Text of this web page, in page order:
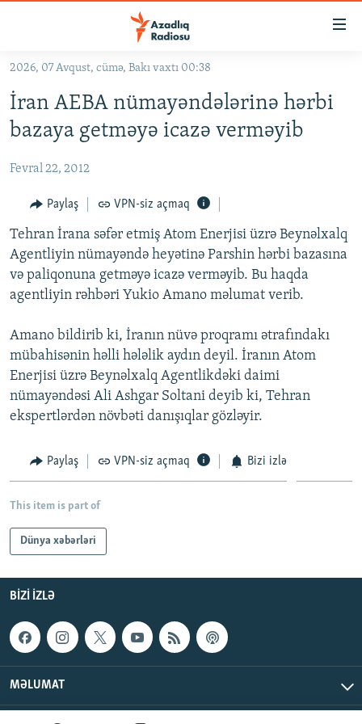
Əsas
qayıt
Əsas
naviqasiyaya
qayıt
KORRUPSIOMETR
#ƏSLINDƏ
FƏRQƏ BAX
QANUNI DOĞRU
ARAŞDIRMA
MULTIMEDIA
FOTOQALEREYA
İNFOQRAFIKA
KARIKATURA
OXU ZALI
AZƏRBAYCAN ƏDƏBIYYATI KITABXANASI
İSLAM VƏ DEMOKRATIYA
HAQQIMIZDA
MISSIYAMIZ
PEŞƏ ETIKASI VƏ JURNALISTIKA STANDARTLARIMIZ
AZADLIQRADIOSU MOBIL TELEFONUNUZDA
BIZI IZLƏ
RFE/RL-in bütün saytları
2026, 07 Avqust, cümə, Bakı vaxtı 00:38
İran AEBA nümayəndələrinə hərbi
bazaya getməyə icazə verməyib
Fevral 22, 2012
Paylaş VPN-siz açmaq
Tehran İrana səfər etmiş Atom Enerjisi üzrə Beynəlxalq
Agentliyin nümayəndə heyətinə Parshin hərbi bazasına
və paliqonuna getməyə icazə verməyib. Bu haqda
agentliyin rəhbəri Yukio Amano məlumat verib.
Amano bildirib ki, İranın nüvə proqramı ətrafındakı
mübahisənin həlli hələlik aydın deyil. İranın Atom
Enerjisi üzrə Beynəlxalq Agentlikdəki daimi
nümayəndəsi Ali Ashgar Soltani deyib ki, Tehran
ekspertlərdən növbəti danışıqlar gözləyir.
Paylaş VPN-siz açmaq Bizi izlə
This item is part of
Dünya xəbərləri
BIZI IZLƏ
MƏLUMAT